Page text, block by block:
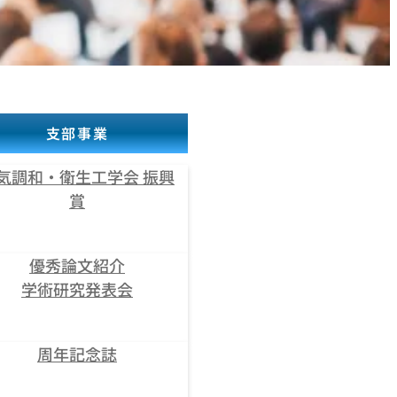
支部事業
調和・衛生工学会 振興
賞
優秀論文紹介
学術研究発表会
周年記念誌